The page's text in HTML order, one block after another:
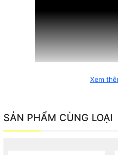
– Củ Sạc Nhanh Baseus GaN5
Nhờ sử dụng vật liệu bán dẫn thế
Xem
SẢN PHẨM CÙNG LOẠI